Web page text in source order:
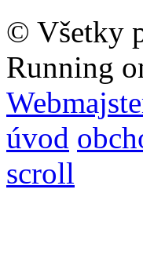
© Všetky
Running
úvod
scroll